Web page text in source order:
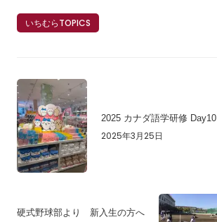
いちむらTOPICS
2025 カナダ語学研修 Day10
2025年3月25日
硬式野球部より 新入生の方へ